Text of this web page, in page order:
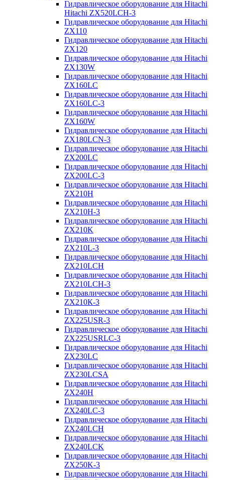
Гидравлическое оборудование для Hitachi
Hitachi ZX520LCH-3
Гидравлическое оборудование для Hitachi
ZX110
Гидравлическое оборудование для Hitachi
ZX120
Гидравлическое оборудование для Hitachi
ZX130W
Гидравлическое оборудование для Hitachi
ZX160LC
Гидравлическое оборудование для Hitachi
ZX160LC-3
Гидравлическое оборудование для Hitachi
ZX160W
Гидравлическое оборудование для Hitachi
ZX180LCN-3
Гидравлическое оборудование для Hitachi
ZX200LC
Гидравлическое оборудование для Hitachi
ZX200LC-3
Гидравлическое оборудование для Hitachi
ZX210H
Гидравлическое оборудование для Hitachi
ZX210H-3
Гидравлическое оборудование для Hitachi
ZX210K
Гидравлическое оборудование для Hitachi
ZX210L-3
Гидравлическое оборудование для Hitachi
ZX210LCH
Гидравлическое оборудование для Hitachi
ZX210LCH-3
Гидравлическое оборудование для Hitachi
ZX210К-3
Гидравлическое оборудование для Hitachi
ZX225USR-3
Гидравлическое оборудование для Hitachi
ZX225USRLC-3
Гидравлическое оборудование для Hitachi
ZX230LC
Гидравлическое оборудование для Hitachi
ZX230LCSA
Гидравлическое оборудование для Hitachi
ZX240H
Гидравлическое оборудование для Hitachi
ZX240LC-3
Гидравлическое оборудование для Hitachi
ZX240LCH
Гидравлическое оборудование для Hitachi
ZX240LCK
Гидравлическое оборудование для Hitachi
ZX250K-3
Гидравлическое оборудование для Hitachi